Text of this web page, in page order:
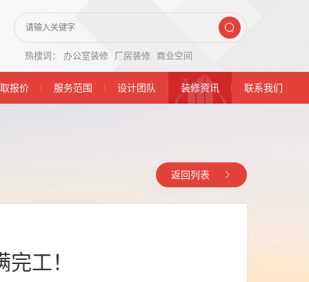
热搜词： 办公室装修 厂房装修 商业空间
报价 服务范围 设计团队 装修资讯 联系我们
返回列表
工！